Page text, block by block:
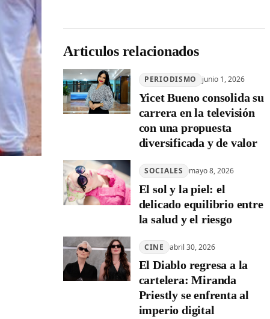
Articulos relacionados
PERIODISMO junio 1, 2026
Yicet Bueno consolida su
carrera en la televisión
con una propuesta
diversificada y de valor
SOCIALES mayo 8, 2026
El sol y la piel: el
delicado equilibrio entre
la salud y el riesgo
CINE abril 30, 2026
El Diablo regresa a la
cartelera: Miranda
Priestly se enfrenta al
imperio digital